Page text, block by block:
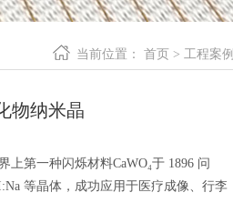
当前位置： 首页 > 工程案例
物纳米晶
第一种闪烁材料CaWO₄于 1896 问
等晶体，成功应用于医疗成像、行李